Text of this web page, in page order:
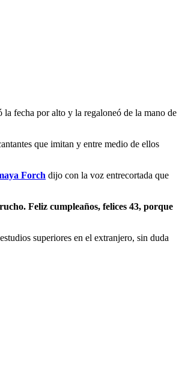
fecha por alto y la regaloneó de la mano de
que imitan y entre medio de ellos
Forch dijo con la voz entrecortada que
Feliz cumpleaños, felices 43, porque
superiores en el extranjero, sin duda